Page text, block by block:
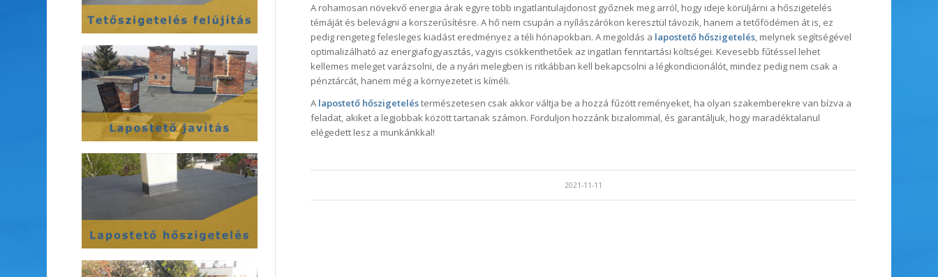
A rohamosan növekvő energia árak egyre több ingatlantulajdonost győznek meg arról, hogy ideje körüljárni a hőszigetelés
témáját és belevágni a korszerűsítésre. A hő nem csupán a nyílászárókon keresztül távozik, hanem a tetőfödémen át is, ez
pedig rengeteg felesleges kiadást eredményez a téli hónapokban. A megoldás a lapostető hőszigetelés, melynek segítségével
optimalizálható az energiafogyasztás, vagyis csökkenthetőek az ingatlan fenntartási költségei. Kevesebb fűtéssel lehet
kellemes meleget varázsolni, de a nyári melegben is ritkábban kell bekapcsolni a légkondicionálót, mindez pedig nem csak a
pénztárcát, hanem még a környezetet is kíméli.
A lapostető hőszigeteléstermészetesen csak akkor váltja be a hozzá fűzött reményeket, ha olyan szakemberekre van bízva a
feladat, akiket a legjobbak között tartanak számon. Forduljon hozzánk bizalommal, és garantáljuk, hogy maradéktalanul
elégedett lesz a munkánkkal!
2021-11-11